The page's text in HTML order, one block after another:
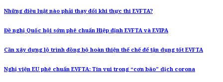
Những điều luật nào phải thay đổi khi thực thi EVFTA?
Đề nghị Quốc hội sớm phê chuẩn Hiệp định EVFTA và EVIPA
Cần xây dựng lộ trình đồng bộ hoàn thiện thể chế để tận dụng tốt EVFTA
Nghị viện EU phê chuẩn EVFTA: Tin vui trong “cơn bão” dịch corona